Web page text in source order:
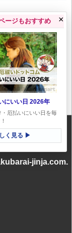
とともにお伝え
スト・画像等コ
す
jinja.com.
ージもおすすめ
にいい日 2026年
厄払いにいい日を毎
く見る ▶
×